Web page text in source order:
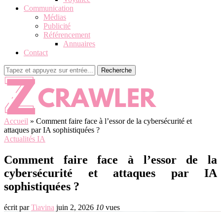
Communication
Médias
Publicité
Référencement
Annuaires
Contact
Recherche
Accueil » Comment faire face à l’essor de la cybersécurité et
attaques par IA sophistiquées ?
Actualités IA
Comment faire face à l’essor de la
cybersécurité et attaques par IA
sophistiquées ?
écrit parTiavina juin 2, 2026 10 vues